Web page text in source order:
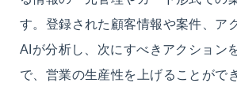
す。登録された顧客情報や案件、ア
AIが分析し、次にすべきアクション
で、営業の生産性を上げることがで